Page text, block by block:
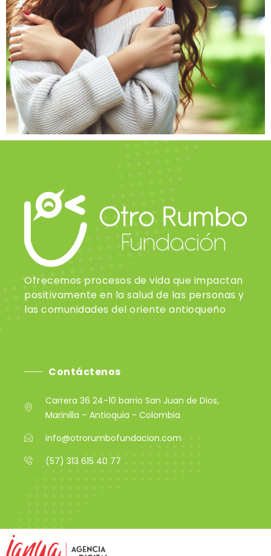
Ofrecemos procesos de vida que impactan
positivamente en la salud de las personas y
las comunidades del oriente antioqueño
Contáctenos
Carrera 36 24-10 barrio San Juan de Dios,
Marinilla – Antioquia - Colombia
info@otrorumbofundacion.com
(57) 313 615 40 77